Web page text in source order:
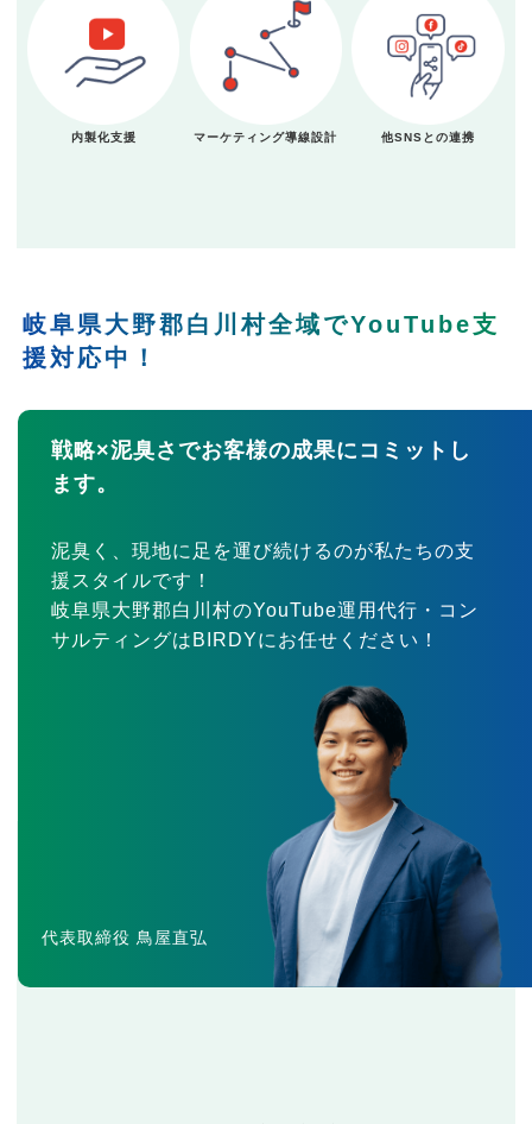
内製化支援 マーケティング導線設計 他SNSとの連携
岐阜県大野郡白川村全域でYouTube支
援対応中！
戦略×泥臭さでお客様の成果にコミットし
ます。
泥臭く、現地に足を運び続けるのが私たちの支
援スタイルです！
岐阜県大野郡白川村のYouTube運用代行・コン
サルティングはBIRDYにお任せください！
代表取締役 鳥屋直弘